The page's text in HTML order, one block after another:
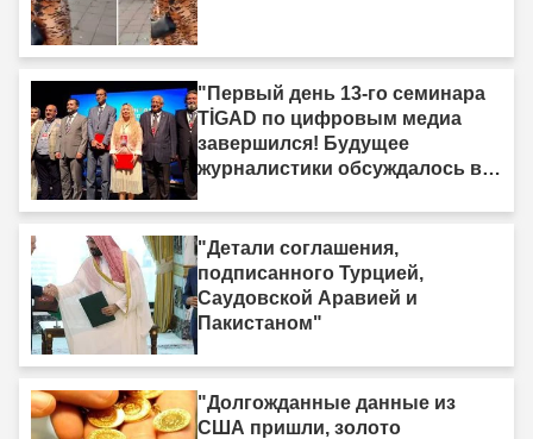
"Первый день 13-го семинара
TİGAD по цифровым медиа
завершился! Будущее
журналистики обсуждалось в
"Детали соглашения,
подписанного Турцией,
Саудовской Аравией и
Пакистаном"
"Долгожданные данные из
США пришли, золото